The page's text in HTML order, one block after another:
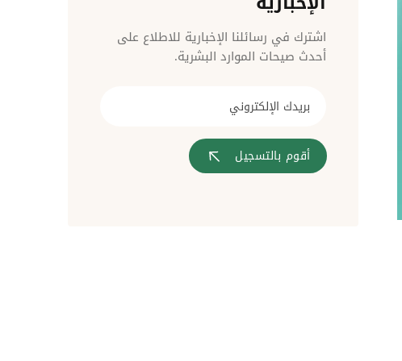
اشترك في رسائلنا الإخبارية للاطلاع على
أحدث صيحات الموارد البشرية.
أقوم بالتسجيل
مراقبة الدخول